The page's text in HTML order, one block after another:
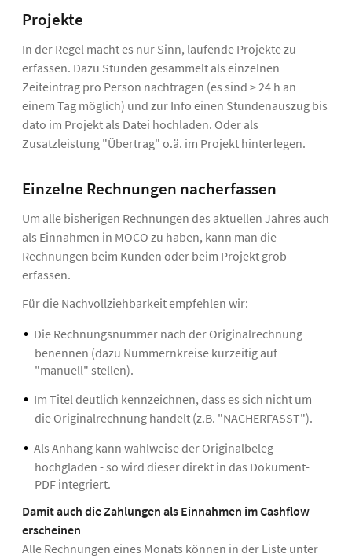
Projekte
In der Regel macht es nur Sinn, laufende Projekte zu
erfassen. Dazu Stunden gesammelt als einzelnen
Zeiteintrag pro Person nachtragen (es sind > 24 h an
einem Tag möglich) und zur Info einen Stundenauszug bis
dato im Projekt als Datei hochladen. Oder als
Zusatzleistung "Übertrag" o.ä. im Projekt hinterlegen.
Einzelne Rechnungen nacherfassen
Um alle bisherigen Rechnungen des aktuellen Jahres auch
als Einnahmen in MOCO zu haben, kann man die
Rechnungen beim Kunden oder beim Projekt grob
erfassen.
Für die Nachvollziehbarkeit empfehlen wir:
Die Rechnungsnummer nach der Originalrechnung
benennen (dazu Nummernkreise kurzeitig auf
"manuell" stellen).
Im Titel deutlich kennzeichnen, dass es sich nicht um
die Originalrechnung handelt (z.B. "NACHERFASST").
Als Anhang kann wahlweise der Originalbeleg
hochgladen - so wird dieser direkt in das Dokument-
PDF integriert.
Damit auch die Zahlungen als Einnahmen im Cashflow
erscheinen
Alle Rechnungen eines Monats können in der Liste unter